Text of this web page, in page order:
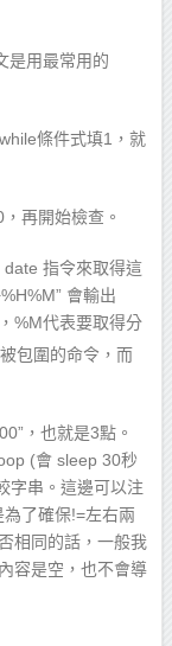
是用最常用的
條件式填1，就
再開始檢查。
指令來取得這
會輸出
%M代表要取得分
包圍的命令，而
，也就是3點。
(會 sleep 30秒
字串。這邊可以注
了確保!=左右兩
相同的話，一般我
容是空，也不會導